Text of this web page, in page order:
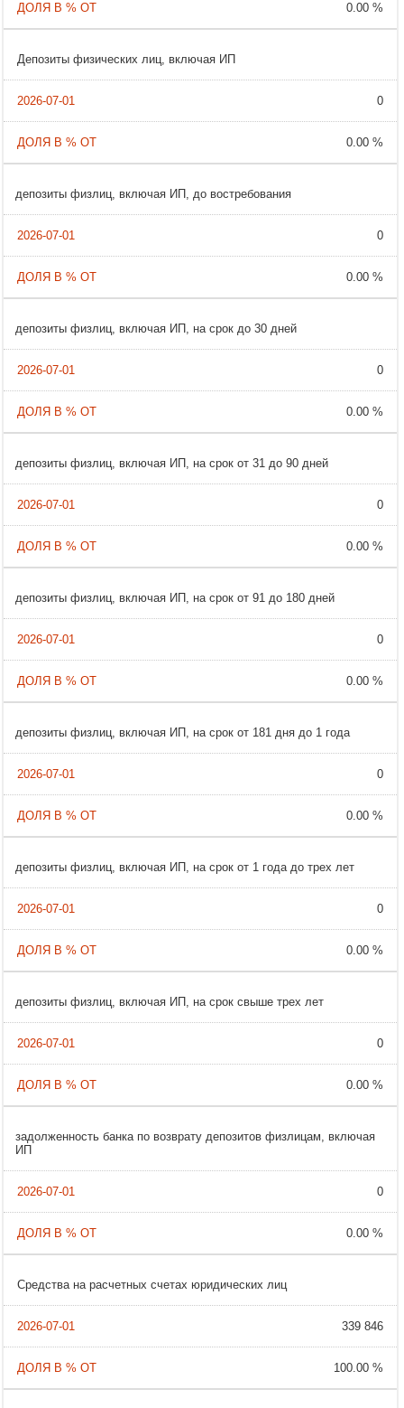
0.00 %
Депозиты физических лиц, включая ИП
0
0.00 %
депозиты физлиц, включая ИП, до востребования
0
0.00 %
депозиты физлиц, включая ИП, на срок до 30 дней
0
0.00 %
депозиты физлиц, включая ИП, на срок от 31 до 90 дней
0
0.00 %
депозиты физлиц, включая ИП, на срок от 91 до 180 дней
0
0.00 %
депозиты физлиц, включая ИП, на срок от 181 дня до 1 года
0
0.00 %
депозиты физлиц, включая ИП, на срок от 1 года до трех лет
0
0.00 %
депозиты физлиц, включая ИП, на срок свыше трех лет
0
0.00 %
задолженность банка по возврату депозитов физлицам, включая
ИП
0
0.00 %
Cредства на расчетных счетах юридических лиц
339 846
100.00 %